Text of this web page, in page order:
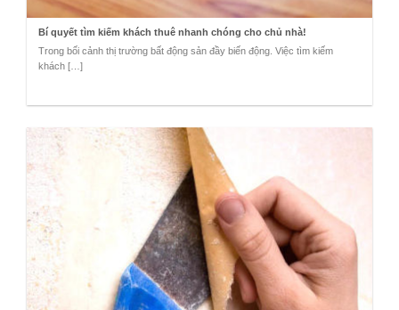
Bí quyết tìm kiếm khách thuê nhanh chóng cho chủ nhà!
Trong bối cảnh thị trường bất động sản đầy biến động. Việc tìm kiếm
khách […]